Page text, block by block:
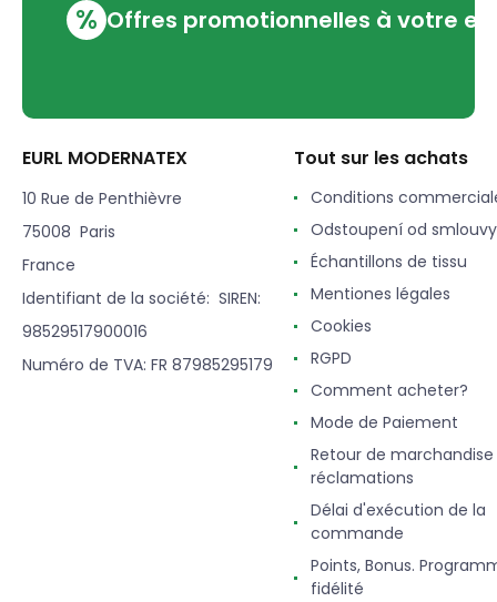
% Offres promotionnelles à votre
EURL MODERNATEX
10 Rue de Penthièvre
75008 Paris
France
Identifiant de la société: SIREN:
98529517900016
Numéro de TVA: FR 87985295179
Tout sur les achats
Conditions
Odstoupení od smlouvy
Échantillons de tissu
Mentiones légales
Cookies
RGPD
Comment acheter?
Mode de Paiement
Retour de
réclamations
Délai d'exécution de la
commande
Points, Bonus.
fidélité